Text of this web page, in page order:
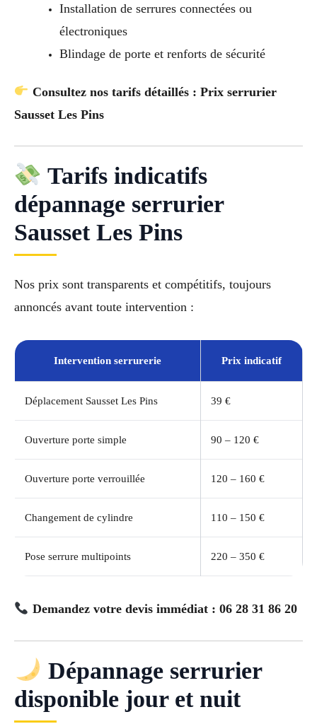
Installation de serrures connectées ou
électroniques
Blindage de porte et renforts de sécurité
Consultez nos tarifs détaillés : Prix serrurier
Sausset Les Pins
Tarifs indicatifs
dépannage serrurier
Sausset Les Pins
Nos prix sont transparents et compétitifs, toujours
annoncés avant toute intervention :
Intervention serrurerie Prix indicatif
Déplacement Sausset Les Pins 39 €
Ouverture porte simple 90 – 120 €
Ouverture porte verrouillée 120 – 160 €
Changement de cylindre 110 – 150 €
Pose serrure multipoints 220 – 350 €
Demandez votre devis immédiat : 06 28 31 86 20
Dépannage serrurier
disponible jour et nuit